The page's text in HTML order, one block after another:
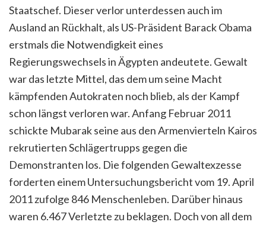
Staatschef. Dieser verlor unterdessen auch im
Ausland an Rückhalt, als US-Präsident Barack Obama
erstmals die Notwendigkeit eines
Regierungswechsels in Ägypten andeutete. Gewalt
war das letzte Mittel, das dem um seine Macht
kämpfenden Autokraten noch blieb, als der Kampf
schon längst verloren war. Anfang Februar 2011
schickte Mubarak seine aus den Armenvierteln Kairos
rekrutierten Schlägertrupps gegen die
Demonstranten los. Die folgenden Gewaltexzesse
forderten einem Untersuchungsbericht vom 19. April
2011 zufolge 846 Menschenleben. Darüber hinaus
waren 6.467 Verletzte zu beklagen. Doch von all dem